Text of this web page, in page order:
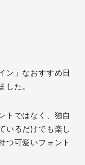
ン」なおすすめ日
した。
トではなく、独自
いるだけでも楽し
つ可愛いフォント